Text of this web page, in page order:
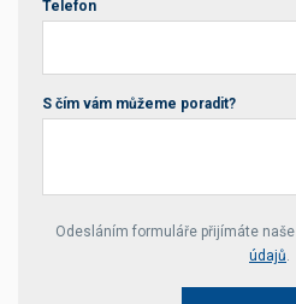
Telefon
S čím vám můžeme poradit?
Your website *
Odesláním formuláře přijímáte naše
údajů